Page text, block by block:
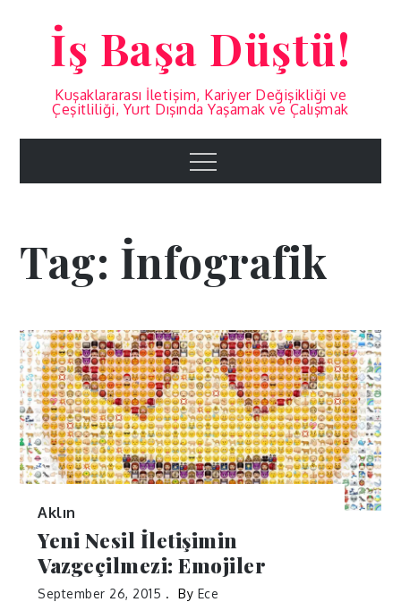
İş Başa Düştü!
Kuşaklararası İletişim, Kariyer Değişikliği ve
Çeşitliliği, Yurt Dışında Yaşamak ve Çalışmak
Menu
Tag: İnfografik
Aklın
Yeni Nesil İletişimin
Vazgeçilmezi: Emojiler
September 26, 2015 By Ece